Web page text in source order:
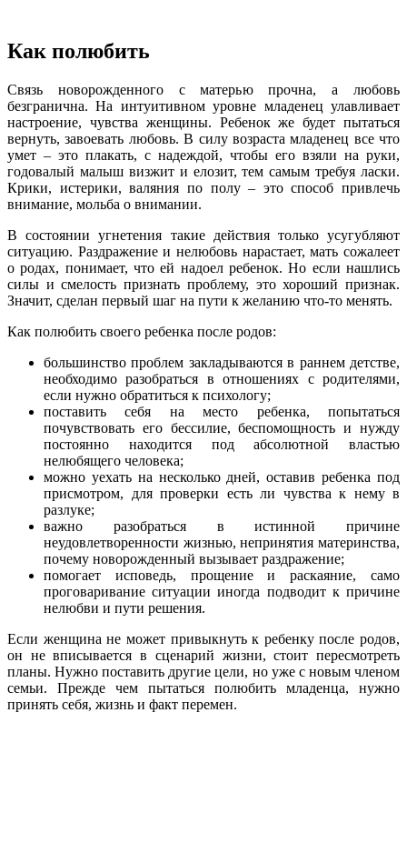
Как полюбить
Связь новорожденного с матерью прочна, а любовь
безгранична. На интуитивном уровне младенец улавливает
настроение, чувства женщины. Ребенок же будет пытаться
вернуть, завоевать любовь. В силу возраста младенец все что
умет – это плакать, с надеждой, чтобы его взяли на руки,
годовалый малыш визжит и елозит, тем самым требуя ласки.
Крики, истерики, валяния по полу – это способ привлечь
внимание, мольба о внимании.
В состоянии угнетения такие действия только усугубляют
ситуацию. Раздражение и нелюбовь нарастает, мать сожалеет
о родах, понимает, что ей надоел ребенок. Но если нашлись
силы и смелость признать проблему, это хороший признак.
Значит, сделан первый шаг на пути к желанию что-то менять.
Как полюбить своего ребенка после родов:
большинство проблем закладываются в раннем детстве,
необходимо разобраться в отношениях с родителями,
если нужно обратиться к психологу;
поставить себя на место ребенка, попытаться
почувствовать его бессилие, беспомощность и нужду
постоянно находится под абсолютной властью
нелюбящего человека;
можно уехать на несколько дней, оставив ребенка под
присмотром, для проверки есть ли чувства к нему в
разлуке;
важно разобраться в истинной причине
неудовлетворенности жизнью, непринятия материнства,
почему новорожденный вызывает раздражение;
помогает исповедь, прощение и раскаяние, само
проговаривание ситуации иногда подводит к причине
нелюбви и пути решения.
Если женщина не может привыкнуть к ребенку после родов,
он не вписывается в сценарий жизни, стоит пересмотреть
планы. Нужно поставить другие цели, но уже с новым членом
семьи. Прежде чем пытаться полюбить младенца, нужно
принять себя, жизнь и факт перемен.